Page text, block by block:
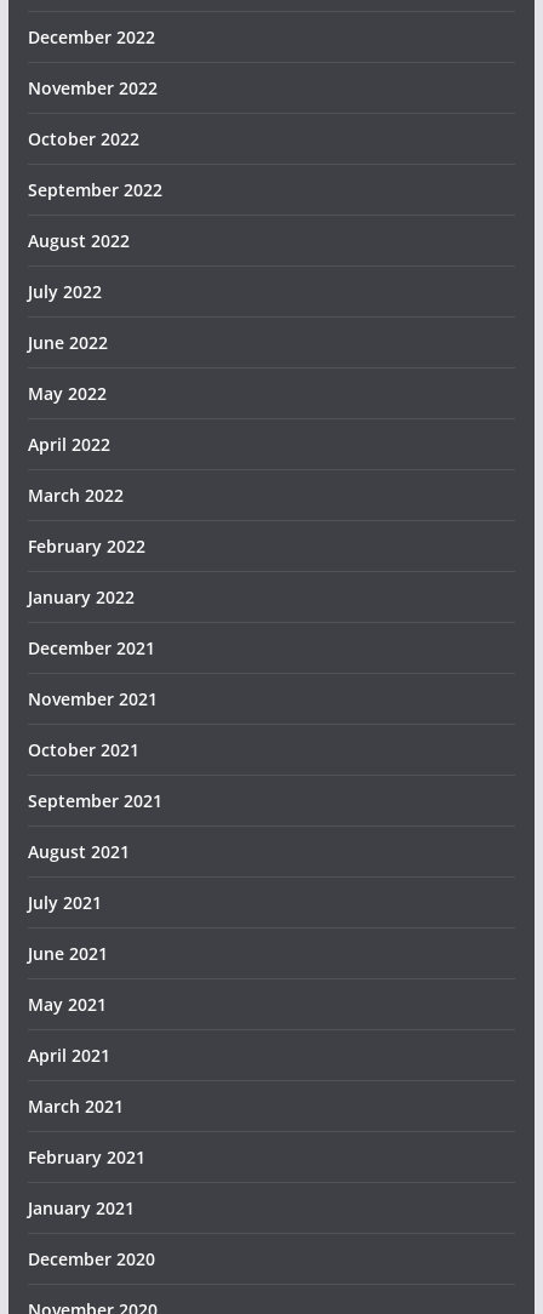
December 2022
November 2022
October 2022
September 2022
August 2022
July 2022
June 2022
May 2022
April 2022
March 2022
February 2022
January 2022
December 2021
November 2021
October 2021
September 2021
August 2021
July 2021
June 2021
May 2021
April 2021
March 2021
February 2021
January 2021
December 2020